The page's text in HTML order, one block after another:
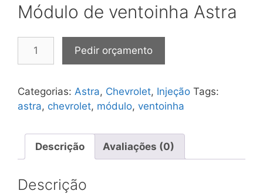
Módulo de ventoinha Astra
Módulo
Astra
quantidade
Pedir orçamento
Categorias: Astra, Chevrolet, Injeção Tags:
astra, chevrolet, módulo, ventoinha
Descrição Avaliações (0)
Descrição